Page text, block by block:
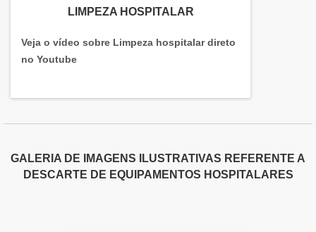
LIMPEZA HOSPITALAR
Veja o vídeo sobre Limpeza hospitalar direto
no Youtube
GALERIA DE IMAGENS ILUSTRATIVAS REFERENTE A
DESCARTE DE EQUIPAMENTOS HOSPITALARES